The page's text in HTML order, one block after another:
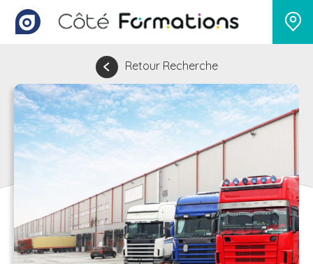
Retour Recherche